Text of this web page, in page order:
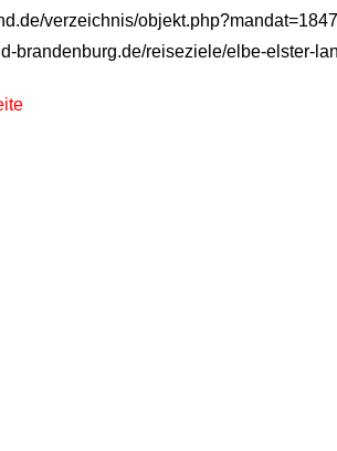
verzeichnis/
brandenburg.de/reiseziele/elbe-elster-